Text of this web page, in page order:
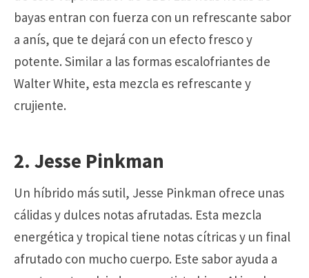
bayas entran con fuerza con un refrescante sabor
a anís, que te dejará con un efecto fresco y
potente. Similar a las formas escalofriantes de
Walter White, esta mezcla es refrescante y
crujiente.
2. Jesse Pinkman
Un híbrido más sutil, Jesse Pinkman ofrece unas
cálidas y dulces notas afrutadas. Esta mezcla
energética y tropical tiene notas cítricas y un final
afrutado con mucho cuerpo. Este sabor ayuda a